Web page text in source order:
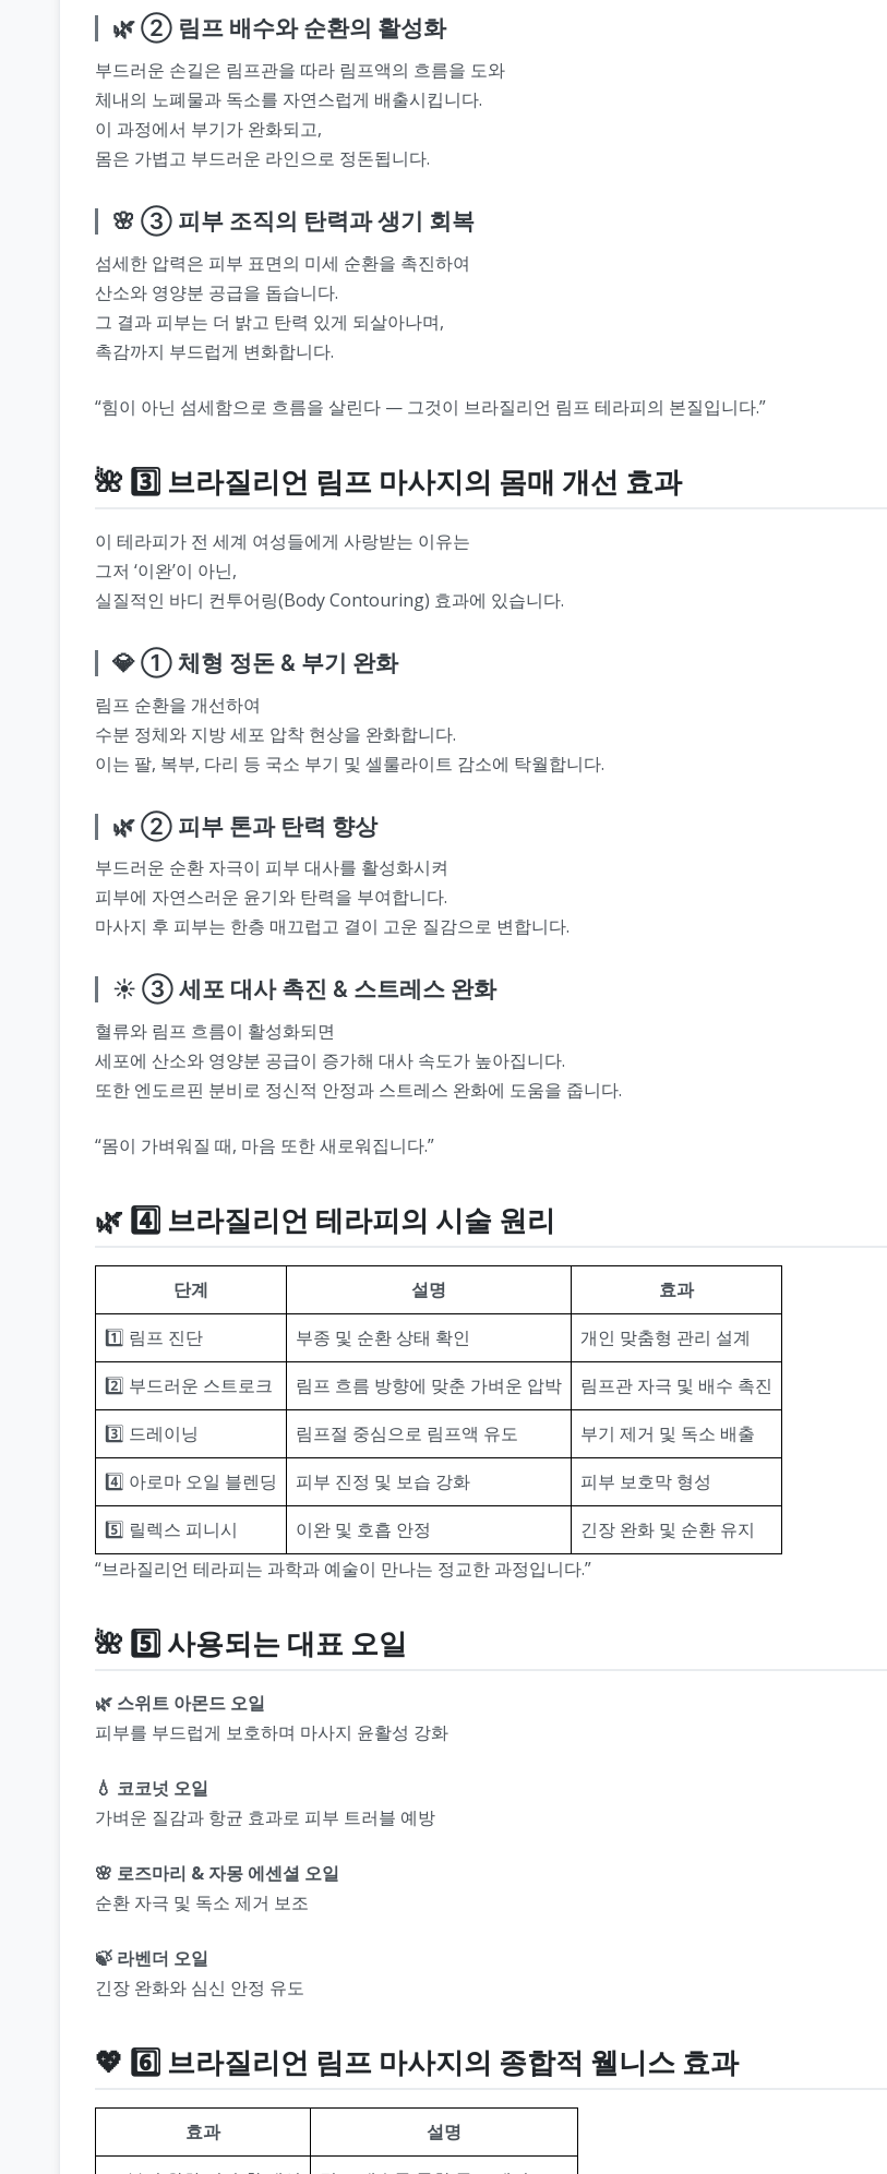
🌿 ② 림프 배수와 순환의 활성화
부드러운 손길은 림프관을 따라 림프액의 흐름을 도와
체내의 노폐물과 독소를 자연스럽게 배출시킵니다.
이 과정에서 부기가 완화되고,
몸은 가볍고 부드러운 라인으로 정돈됩니다.
🌸 ③ 피부 조직의 탄력과 생기 회복
섬세한 압력은 피부 표면의 미세 순환을 촉진하여
산소와 영양분 공급을 돕습니다.
그 결과 피부는 더 밝고 탄력 있게 되살아나며,
촉감까지 부드럽게 변화합니다.
“힘이 아닌 섬세함으로 흐름을 살린다 — 그것이 브라질리언 림프 테라피의 본질입니다.”
🌺 3️⃣ 브라질리언 림프 마사지의 몸매 개선 효과
이 테라피가 전 세계 여성들에게 사랑받는 이유는
그저 ‘이완’이 아닌,
실질적인 바디 컨투어링(Body Contouring) 효과에 있습니다.
💎 ① 체형 정돈 & 부기 완화
림프 순환을 개선하여
수분 정체와 지방 세포 압착 현상을 완화합니다.
이는 팔, 복부, 다리 등 국소 부기 및 셀룰라이트 감소에 탁월합니다.
🌿 ② 피부 톤과 탄력 향상
부드러운 순환 자극이 피부 대사를 활성화시켜
피부에 자연스러운 윤기와 탄력을 부여합니다.
마사지 후 피부는 한층 매끄럽고 결이 고운 질감으로 변합니다.
☀️ ③ 세포 대사 촉진 & 스트레스 완화
혈류와 림프 흐름이 활성화되면
세포에 산소와 영양분 공급이 증가해 대사 속도가 높아집니다.
또한 엔도르핀 분비로 정신적 안정과 스트레스 완화에 도움을 줍니다.
“몸이 가벼워질 때, 마음 또한 새로워집니다.”
🌿 4️⃣ 브라질리언 테라피의 시술 원리
단계 설명
효과
1️⃣ 림프 진단
부종 및 순환 상태 확인
개인 맞춤형 관리 설계
2️⃣ 부드러운 스트로크
림프 흐름 방향에 맞춘 가벼운 압박
림프관 자극 및 배수 촉진
3️⃣ 드레이닝
림프절 중심으로 림프액 유도
부기 제거 및 독소 배출
4️⃣ 아로마 오일 블렌딩
피부 진정 및 보습 강화
피부 보호막 형성
5️⃣ 릴렉스 피니시
이완 및 호흡 안정
긴장 완화 및 순환 유지
“브라질리언 테라피는 과학과 예술이 만나는 정교한 과정입니다.”
🌺 5️⃣ 사용되는 대표 오일
🌿 스위트 아몬드 오일
피부를 부드럽게 보호하며 마사지 윤활성 강화
💧 코코넛 오일
가벼운 질감과 항균 효과로 피부 트러블 예방
🌸 로즈마리 & 자몽 에센셜 오일
순환 자극 및 독소 제거 보조
🍃 라벤더 오일
긴장 완화와 심신 안정 유도
💖 6️⃣ 브라질리언 림프 마사지의 종합적 웰니스 효과
효과
설명